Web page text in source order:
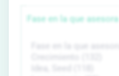
Fase en la que asesora